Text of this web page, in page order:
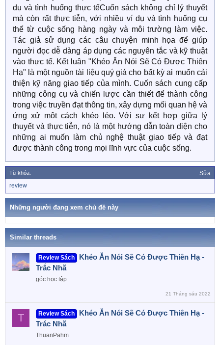
dụ và tình huống thực tếCuốn sách không chỉ lý thuyết
mà còn rất thực tiễn, với nhiều ví dụ và tình huống cụ
thể từ cuộc sống hàng ngày và môi trường làm việc.
Tác giả sử dụng các câu chuyện minh họa để giúp
người đọc dễ dàng áp dụng các nguyên tắc và kỹ thuật
vào thực tế. Kết luận "Khéo Ăn Nói Sẽ Có Được Thiên
Hạ" là một nguồn tài liệu quý giá cho bất kỳ ai muốn cải
thiện kỹ năng giao tiếp của mình. Cuốn sách cung cấp
những công cụ và chiến lược cần thiết để thành công
trong việc truyền đạt thông tin, xây dựng mối quan hệ và
ứng xử một cách khéo léo. Với sự kết hợp giữa lý
thuyết và thực tiễn, nó là một hướng dẫn toàn diện cho
những ai muốn làm chủ nghệ thuật giao tiếp và đạt
được thành công trong mọi lĩnh vực của cuộc sống.
Từ khóa: Sửa
ừ
k
review
Những người đang xem chủ đề này
Similar threads
Review Sách
Khéo Ăn Nói Sẽ Có Được Thiên Hạ -
Trắc Nhã
góc học tập
21 Tháng sáu 2022
T Review Sách
Khéo Ăn Nói Sẽ Có Được Thiên Hạ -
Trác Nhã
ThuanPahm